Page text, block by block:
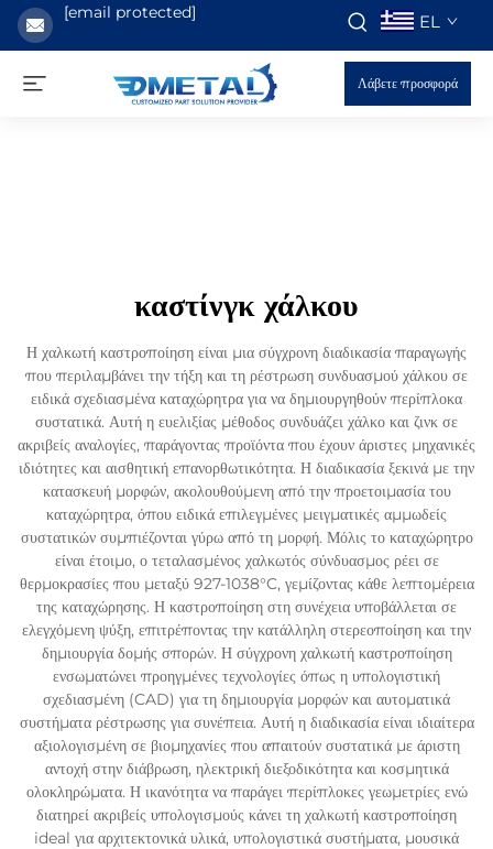
[email protected] EL
Λάβετε προσφορά
καστίνγκ χάλκου
Η χαλκωτή καστροποίηση είναι μια σύγχρονη διαδικασία παραγωγής
που περιλαμβάνει την τήξη και τη ρέστρωση συνδυασμού χάλκου σε
ειδικά σχεδιασμένα καταχώρητρα για να δημιουργηθούν περίπλοκα
συστατικά. Αυτή η ευελιξίας μέθοδος συνδυάζει χάλκο και ζινκ σε
ακριβείς αναλογίες, παράγοντας προϊόντα που έχουν άριστες μηχανικές
ιδιότητες και αισθητική επανορθωτικότητα. Η διαδικασία ξεκινά με την
κατασκευή μορφών, ακολουθούμενη από την προετοιμασία του
καταχώρητρα, όπου ειδικά επιλεγμένες μειγματικές αμμωδείς
συστατικών συμπιέζονται γύρω από τη μορφή. Μόλις το καταχώρητρο
είναι έτοιμο, ο τεταλασμένος χαλκωτός σύνδυασμος ρέει σε
θερμοκρασίες που μεταξύ 927-1038°C, γεμίζοντας κάθε λεπτομέρεια
της καταχώρησης. Η καστροποίηση στη συνέχεια υποβάλλεται σε
ελεγχόμενη ψύξη, επιτρέποντας την κατάλληλη στερεοποίηση και την
δημιουργία δομής σπορών. Η σύγχρονη χαλκωτή καστροποίηση
ενσωματώνει προηγμένες τεχνολογίες όπως η υπολογιστική
σχεδιασμένη (CAD) για τη δημιουργία μορφών και αυτοματικά
συστήματα ρέστρωσης για συνέπεια. Αυτή η διαδικασία είναι ιδιαίτερα
αξιολογισμένη σε βιομηχανίες που απαιτούν συστατικά με άριστη
αντοχή στην διάβρωση, ηλεκτρική διεξοδικότητα και κοσμητικά
ολοκληρώματα. Η ικανότητα να παράγει περίπλοκες γεωμετρίες ενώ
διατηρεί ακριβείς υπολογισμούς κάνει τη χαλκωτή καστροποίηση
ideal για αρχιτεκτονικά υλικά, υπολογιστικά συστήματα, μουσικά